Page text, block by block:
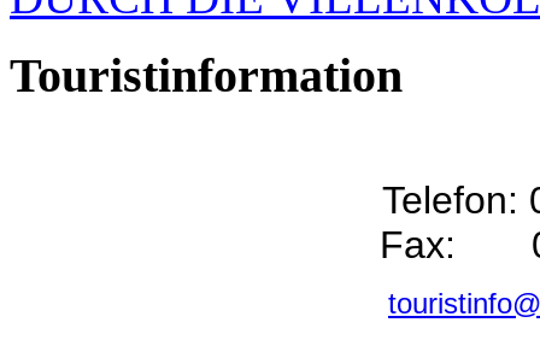
Touristinformation
Telefon:
Fax: